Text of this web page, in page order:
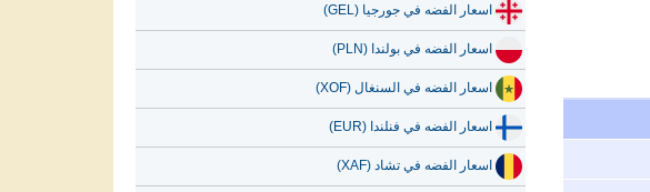
اسعار الفضه في جورجيا (GEL)
اسعار الفضه في بولندا (PLN)
اسعار الفضه في السنغال (XOF)
اسعار الفضه في فنلندا (EUR)
اسعار الفضه في تشاد (XAF)